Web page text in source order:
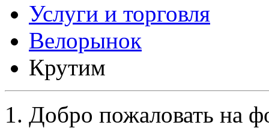
Услуги и торговля
Велорынок
Крутим
Добро пожаловать на